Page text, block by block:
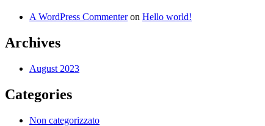
A WordPress Commenteron Hello world!
Archives
August 2023
Categories
Non categorizzato